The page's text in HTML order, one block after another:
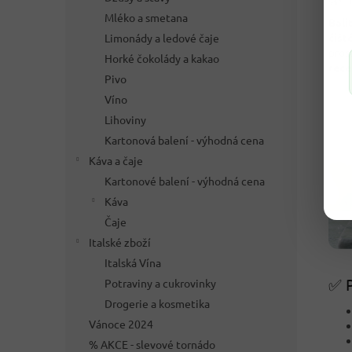
Mléko a smetana
Limonády a ledové čaje
Horké čokolády a kakao
Pivo
Víno
Lihoviny
Kartonová balení - výhodná cena
Káva a čaje
Kartonové balení - výhodná cena
Káva
Čaje
Italské zboží
Italská Vína
Potraviny a cukrovinky
Drogerie a kosmetika
Vánoce 2024
% AKCE - slevové tornádo
✅